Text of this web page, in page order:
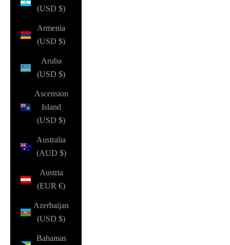
(USD $)
Armenia
(USD $)
Aruba
(USD $)
Ascension
Island
(USD $)
Australia
(AUD $)
Austria
(EUR €)
Azerbaijan
(USD $)
Bahamas